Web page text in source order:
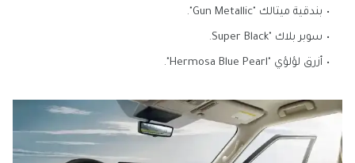
بندقية ميتالك "Gun Metallic".
سوبر بلاك "Super Black.
أزرق لؤلؤي "Hermosa Blue Pearl".